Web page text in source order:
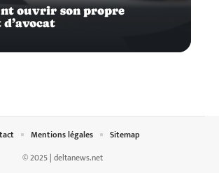
ouvrir son propre
© 2025 | deltanews.net
Mentions légales Sitemap